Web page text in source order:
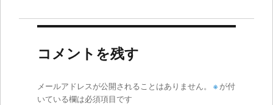
コメントを残す
メールアドレスが公開されることはありません。 ※が付
いている欄は必須項目です